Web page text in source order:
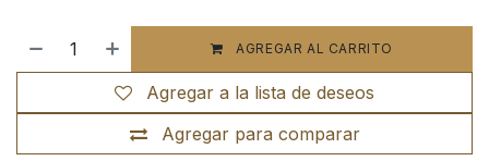
AGREGAR AL CARRITO
Agregar para comparar
Agregar a la lista de deseos